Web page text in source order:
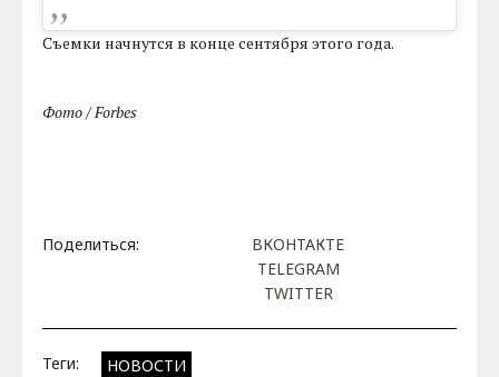
Съемки начнутся в конце сентября этого года.
Фото / Forbes
Поделиться:
ВКОНТАКТЕ
TELEGRAM
TWITTER
Теги: НОВОСТИ